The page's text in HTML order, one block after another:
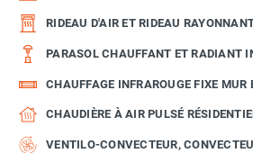
RIDEAU D'AIR ET RIDEAU
PARASOL CHAUFFANT ET RADIANT
CHAUFFAGE INFRAROUGE FIXE MUR
CHAUDIÈRE À AIR PULSÉ
VENTILO-CONVECTEUR,